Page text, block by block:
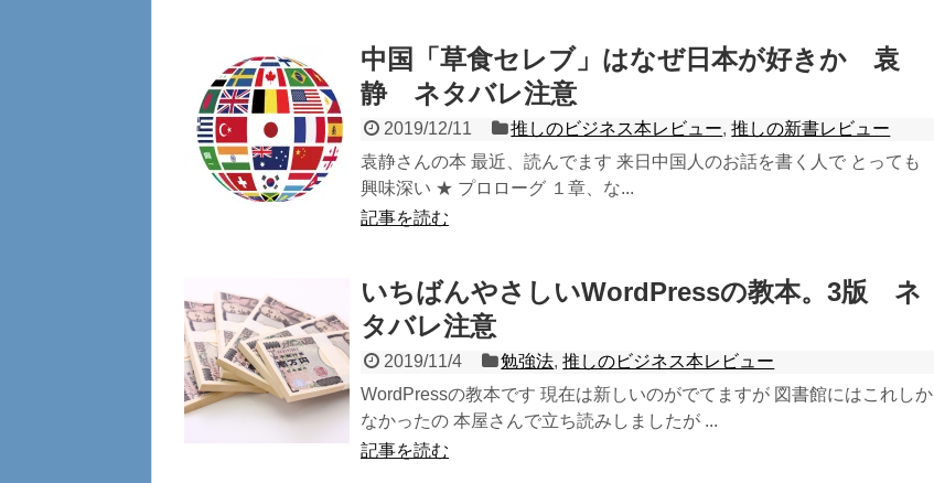
中国「草食セレブ」はなぜ日本が好きか 袁
静 ネタバレ注意
2019/12/11 推しのビジネス本レビュー,推しの新書レビュー
袁静さんの本 最近、読んでます 来日中国人のお話を書く人で とっても
興味深い ★ プロローグ １章、な...
記事を読む
いちばんやさしいWordPressの教本。3版 ネ
タバレ注意
2019/11/4 勉強法,推しのビジネス本レビュー
WordPressの教本です 現在は新しいのがでてますが 図書館にはこれしか
なかったの 本屋さんで立ち読みしましたが ...
記事を読む